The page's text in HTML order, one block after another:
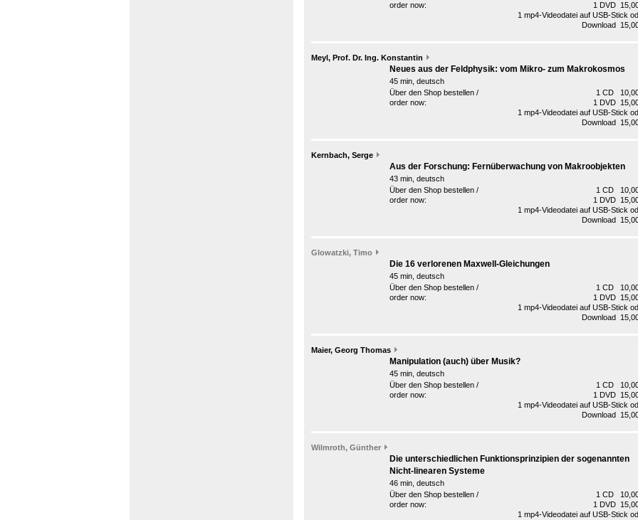
order now:
1 DVD
1 mp4-Videodatei auf USB-Stick
Download
Meyl, Prof. Dr. Ing. Konstantin
Neues aus der Feldphysik: vom Mikro- zum Makrokosmos
45 min, deutsch
Über den Shop bestellen /
order now:
1 CD
1 DVD
1 mp4-Videodatei auf USB-Stick
Download
Kernbach, Serge
Aus der Forschung: Fernüberwachung von Makroobjekten
43 min, deutsch
Über den Shop bestellen /
order now:
1 CD
1 DVD
1 mp4-Videodatei auf USB-Stick
Download
Glowatzki, Timo
Die 16 verlorenen Maxwell-Gleichungen
45 min, deutsch
Über den Shop bestellen /
order now:
1 CD
1 DVD
1 mp4-Videodatei auf USB-Stick
Download
Maier, Georg Thomas
Manipulation (auch) über Musik?
45 min, deutsch
Über den Shop bestellen /
order now:
1 CD
1 DVD
1 mp4-Videodatei auf USB-Stick
Download
Wilmroth, Günther
Die unterschiedlichen Funktionsprinzipien der sogenannten
Nicht-linearen Systeme
46 min, deutsch
Über den Shop bestellen /
order now:
1 CD
1 DVD
1 mp4-Videodatei auf USB-Stick